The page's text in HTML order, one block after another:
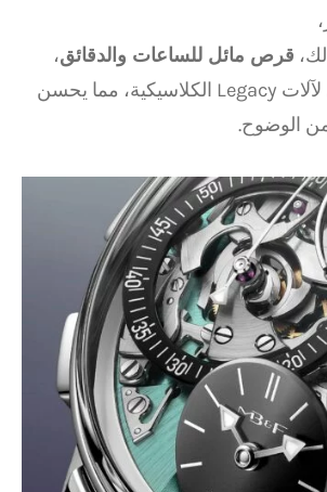
قرص مائل للساعات والدقائق،
توقيع بصري لآلات Legacy الكلاسيكية، مما يحسن
الوضوح.